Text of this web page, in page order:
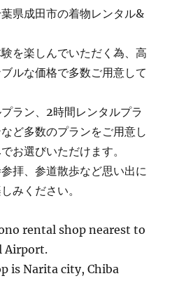
県成田市の着物レンタル&
を楽しんでいただく為、高
ルな価格で多数ご用意して
ラン、2時間レンタルプラ
ど多数のプランをご用意し
お選びいただけます。
拝、参道散歩など思い出に
みください。
rental shop nearest to
Airport.
is Narita city, Chiba